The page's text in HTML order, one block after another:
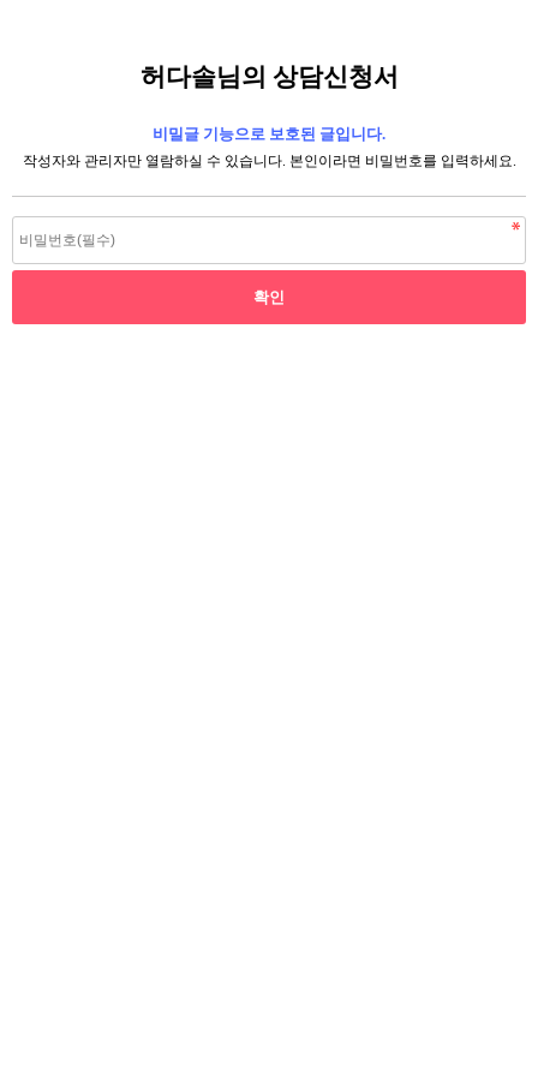
허다솔님의 상담신청서
비밀글 기능으로 보호된 글입니다.
작성자와 관리자만 열람하실 수 있습니다. 본인이라면 비밀번호를 입력하세요.